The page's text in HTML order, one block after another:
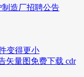
制造厂招聘公告
变得更小
矢量图免费下载 cdr